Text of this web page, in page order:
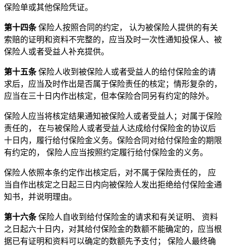
保险单或其他保险凭证。
第十四条保险人按照合同的约定， 认为被保险人提供的有关
索赔的证明和资料不完整的，应当及时一次性通知投保人、被
保险人或者受益人补充提供。
第十五条保险人收到被保险人或者受益人的给付保险金的请
求后，应当及时作出是否属于保险责任的核定；情形复杂的，
应当在三十日内作出核定，但本保险合同另有约定的除外。
保险人应当将核定结果通知被保险人或者受益人；对属于保险
责任的， 在与被保险人或者受益人达成给付保险金的协议后
十日内，履行给付保险金义务。保险合同对给付保险金的期限
有约定的， 保险人应当按照约定履行给付保险金的义务。
保险人依照本条约定作出核定后，对不属于保险责任的， 应
当自作出核定之日起三日内向被保险人发出拒绝给付保险金通
知书，并说明理由。
第十六条保险人自收到给付保险金的请求和有关证明、 资料
之日起六十日内，对其给付保险金的数额不能确定的，应当根
据已有证明和资料可以确定的数额先予支付； 保险人最终确